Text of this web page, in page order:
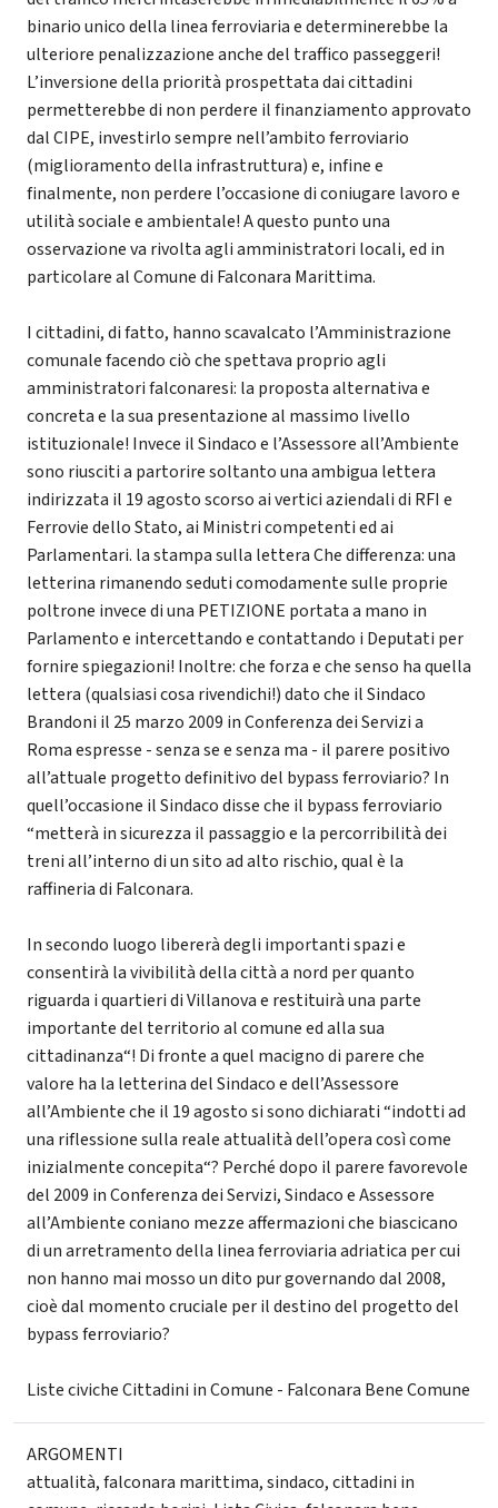
binario unico della linea ferroviaria e determinerebbe la
ulteriore penalizzazione anche del traffico passeggeri!
L’inversione della priorità prospettata dai cittadini
permetterebbe di non perdere il finanziamento approvato
dal CIPE, investirlo sempre nell’ambito ferroviario
(miglioramento della infrastruttura) e, infine e
finalmente, non perdere l’occasione di coniugare lavoro e
utilità sociale e ambientale! A questo punto una
osservazione va rivolta agli amministratori locali, ed in
particolare al Comune di Falconara Marittima.
I cittadini, di fatto, hanno scavalcato l’Amministrazione
comunale facendo ciò che spettava proprio agli
amministratori falconaresi: la proposta alternativa e
concreta e la sua presentazione al massimo livello
istituzionale! Invece il Sindaco e l’Assessore all’Ambiente
sono riusciti a partorire soltanto una ambigua lettera
indirizzata il 19 agosto scorso ai vertici aziendali di RFI e
Ferrovie dello Stato, ai Ministri competenti ed ai
Parlamentari. la stampa sulla lettera Che differenza: una
letterina rimanendo seduti comodamente sulle proprie
poltrone invece di una PETIZIONE portata a mano in
Parlamento e intercettando e contattando i Deputati per
fornire spiegazioni! Inoltre: che forza e che senso ha quella
lettera (qualsiasi cosa rivendichi!) dato che il Sindaco
Brandoni il 25 marzo 2009 in Conferenza dei Servizi a
Roma espresse - senza se e senza ma - il parere positivo
all’attuale progetto definitivo del bypass ferroviario? In
quell’occasione il Sindaco disse che il bypass ferroviario
“metterà in sicurezza il passaggio e la percorribilità dei
treni all’interno di un sito ad alto rischio, qual è la
raffineria di Falconara.
In secondo luogo libererà degli importanti spazi e
consentirà la vivibilità della città a nord per quanto
riguarda i quartieri di Villanova e restituirà una parte
importante del territorio al comune ed alla sua
cittadinanza“! Di fronte a quel macigno di parere che
valore ha la letterina del Sindaco e dell’Assessore
all’Ambiente che il 19 agosto si sono dichiarati “indotti ad
una riflessione sulla reale attualità dell’opera così come
inizialmente concepita“? Perché dopo il parere favorevole
del 2009 in Conferenza dei Servizi, Sindaco e Assessore
all’Ambiente coniano mezze affermazioni che biascicano
di un arretramento della linea ferroviaria adriatica per cui
non hanno mai mosso un dito pur governando dal 2008,
cioè dal momento cruciale per il destino del progetto del
bypass ferroviario?
Liste civiche Cittadini in Comune - Falconara Bene Comune
ARGOMENTI
attualità,falconara marittima,sindaco,cittadini in